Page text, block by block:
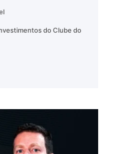
do Clube do